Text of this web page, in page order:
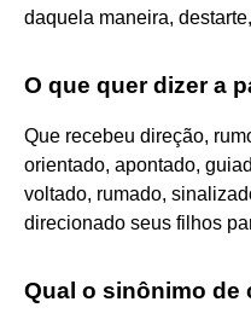
daquela maneira,
O que quer dizer a
Que recebeu direção,
orientado, apontado,
voltado, rumado,
direcionado seus filhos
Qual o sinônimo de